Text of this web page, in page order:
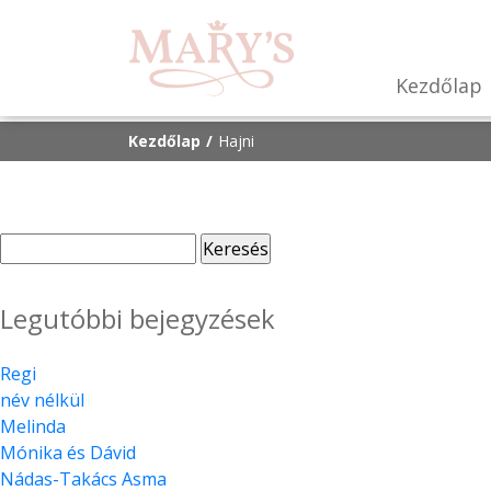
Kezdőlap
Kezdőlap Hajni
Legutóbbi bejegyzések
Regi
név nélkül
Melinda
Mónika és Dávid
Nádas-Takács Asma